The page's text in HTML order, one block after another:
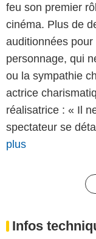
feu son premier
cinéma. Plus de
auditionnées
personnage, qui
ou la sympathie
actrice
réalisatrice : « Il
spectateur se
plus
Infos